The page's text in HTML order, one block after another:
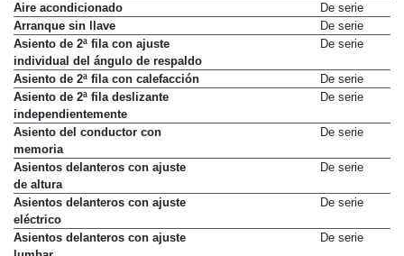
Aire acondicionado
De serie
Arranque sin llave
De serie
Asiento de 2ª fila con ajuste
individual del ángulo de respaldo
De serie
Asiento de 2ª fila con calefacción
De serie
Asiento de 2ª fila deslizante
independientemente
De serie
Asiento del conductor con
memoria
De serie
Asientos delanteros con ajuste
de altura
De serie
Asientos delanteros con ajuste
eléctrico
De serie
Asientos delanteros con ajuste
De serie